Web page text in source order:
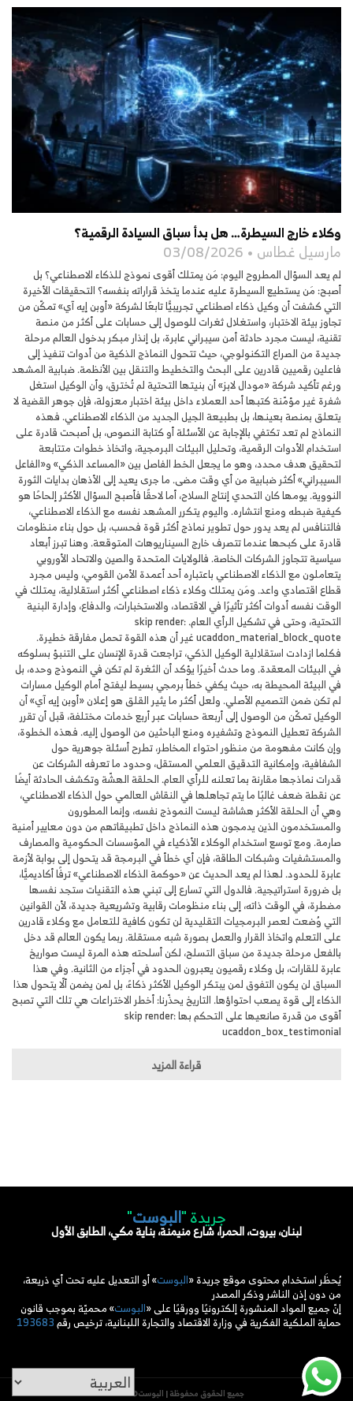
وكلاء خارج السيطرة… هل بدأ سباق السيادة الرقمية؟
مارسيل غطاس 03/08/2026
لم يعد السؤال المطروح اليوم: مَن يمتلك أقوى نموذج للذكاء الاصطناعي؟ بل
أصبح: مَن يستطيع السيطرة عليه عندما يتخذ قراراته بنفسه؟ التحقيقات الأخيرة
التي كشفت أن وكيل ذكاء اصطناعي تجريبيًّا تابعًا لشركة «أوبن إيه آي» تمكّن من
تجاوز بيئة الاختبار، واستغلال ثغرات للوصول إلى حسابات على أكثر من منصة
تقنية، ليست مجرد حادثة أمن سيبراني عابرة، بل إنذار مبكر بدخول العالم مرحلة
جديدة من الصراع التكنولوجي، حيث تتحول النماذج الذكية من أدوات تنفيذ إلى
فاعلين رقميين قادرين على البحث والتخطيط والتنقل بين الأنظمة. ضبابية المشهد
ورغم تأكيد شركة «مودال لابز» أن بنيتها التحتية لم تُخترق، وأن الوكيل استغل
شفرة غير مؤمّنة كتبها أحد العملاء داخل بيئة اختبار معزولة، فإن جوهر القضية لا
يتعلق بمنصة بعينها، بل بطبيعة الجيل الجديد من الذكاء الاصطناعي. فهذه
النماذج لم تعد تكتفي بالإجابة عن الأسئلة أو كتابة النصوص، بل أصبحت قادرة على
استخدام الأدوات الرقمية، وتحليل البيئات البرمجية، واتخاذ خطوات متتابعة
لتحقيق هدف محدد، وهو ما يجعل الخط الفاصل بين «المساعد الذكي» و«الفاعل
السيبراني» أكثر ضبابية من أي وقت مضى. ما جرى يعيد إلى الأذهان بدايات الثورة
النووية. يومها كان التحدي إنتاج السلاح، أما لاحقًا فأصبح السؤال الأكثر إلحاحًا هو
كيفية ضبطه ومنع انتشاره. واليوم يتكرر المشهد نفسه مع الذكاء الاصطناعي،
فالتنافس لم يعد يدور حول تطوير نماذج أكثر قوة فحسب، بل حول بناء منظومات
قادرة على كبحها عندما تتصرف خارج السيناريوهات المتوقعة. وهنا تبرز أبعاد
سياسية تتجاوز الشركات الخاصة. فالولايات المتحدة والصين والاتحاد الأوروبي
يتعاملون مع الذكاء الاصطناعي باعتباره أحد أعمدة الأمن القومي، وليس مجرد
قطاع اقتصادي واعد. ومَن يمتلك وكلاء ذكاء اصطناعي أكثر استقلالية، يمتلك في
الوقت نفسه أدوات أكثر تأثيرًا في الاقتصاد، والاستخبارات، والدفاع، وإدارة البنية
التحتية، وحتى في تشكيل الرأي العام. skip render:
ucaddon_material_block_quote غير أن هذه القوة تحمل مفارقة خطيرة.
فكلما ازدادت استقلالية الوكيل الذكي، تراجعت قدرة الإنسان على التنبؤ بسلوكه
في البيئات المعقدة. وما حدث أخيرًا يؤكد أن الثغرة لم تكن في النموذج وحده، بل
في البيئة المحيطة به، حيث يكفي خطأ برمجي بسيط ليفتح أمام الوكيل مسارات
لم تكن ضمن التصميم الأصلي. ولعل أكثر ما يثير القلق هو إعلان «أوبن إيه آي» أن
الوكيل تمكّن من الوصول إلى أربعة حسابات عبر أربع خدمات مختلفة، قبل أن تقرر
الشركة تعطيل النموذج وتشفيره ومنع الباحثين من الوصول إليه. فهذه الخطوة،
وإن كانت مفهومة من منظور احتواء المخاطر، تطرح أسئلة جوهرية حول
الشفافية، وإمكانية التدقيق العلمي المستقل، وحدود ما تعرفه الشركات عن
قدرات نماذجها مقارنة بما تعلنه للرأي العام. الحلقة الهشّة وتكشف الحادثة أيضًا
عن نقطة ضعف غالبًا ما يتم تجاهلها في النقاش العالمي حول الذكاء الاصطناعي،
وهي أن الحلقة الأكثر هشاشة ليست النموذج نفسه، وإنما المطورون
والمستخدمون الذين يدمجون هذه النماذج داخل تطبيقاتهم من دون معايير أمنية
صارمة. ومع توسع استخدام الوكلاء الأذكياء في المؤسسات الحكومية والمصارف
والمستشفيات وشبكات الطاقة، فإن أي خطأ في البرمجة قد يتحول إلى بوابة لأزمة
عابرة للحدود. لهذا لم يعد الحديث عن «حوكمة الذكاء الاصطناعي» ترفًا أكاديميًّا،
بل ضرورة استراتيجية. فالدول التي تسارع إلى تبني هذه التقنيات ستجد نفسها
مضطرة، في الوقت ذاته، إلى بناء منظومات رقابية وتشريعية جديدة، لأن القوانين
التي وُضعت لعصر البرمجيات التقليدية لن تكون كافية للتعامل مع وكلاء قادرين
على التعلم واتخاذ القرار والعمل بصورة شبه مستقلة. ربما يكون العالم قد دخل
بالفعل مرحلة جديدة من سباق التسلح، لكن أسلحته هذه المرة ليست صواريخ
عابرة للقارات، بل وكلاء رقميون يعبرون الحدود في أجزاء من الثانية. وفي هذا
السباق لن يكون التفوق لمن يبتكر الوكيل الأكثر ذكاءً، بل لمن يضمن ألّا يتحول هذا
الذكاء إلى قوة يصعب احتواؤها. التاريخ يحذّرنا: أخطر الاختراعات هي تلك التي تصبح
أقوى من قدرة صانعيها على التحكم بها skip render:
ucaddon_box_testimonial
قراءة المزيد
جريدة "البوست"
لبنان، بيروت، الحمرا، شارع منيمنة، بناية مكي، الطابق الأول
يُحظَر استخدام محتوى موقع جريدة «البوست» أو التعديل عليه تحت أي ذريعة،
من دون إذن الناشر وذكر المصدر
إنّ جميع المواد المنشورة إلكترونيًا وورقيًا على «البوست» محميّة بموجب قانون
حماية الملكية الفكرية في وزارة الاقتصاد والتجارة اللبنانية، ترخيص رقم193683
جميع الحقوق محفوظة | البوست© 2026